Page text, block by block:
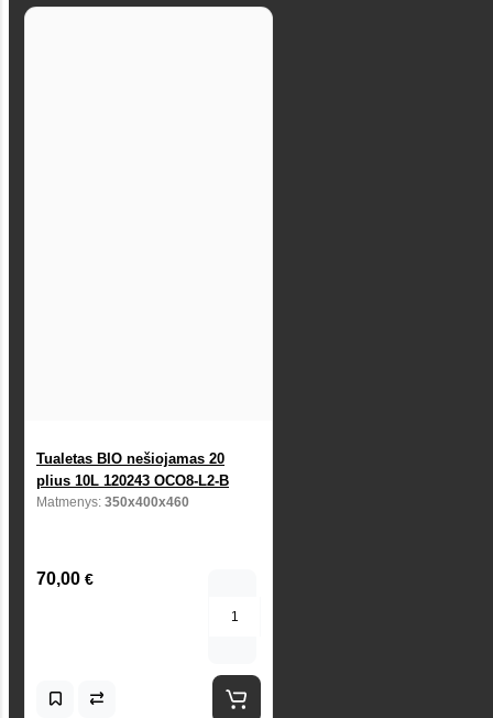
Tualetas BIO nešiojamas 20
plius 10L 120243 OCO8-L2-B
Matmenys: 350x400x460
70,00 €